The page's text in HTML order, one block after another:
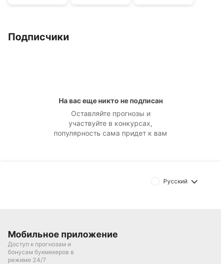
Подписчики
На вас еще никто не подписан
Оставляйте прогнозы и
участвуйте в конкурсах,
популярность сама придет к вам
Русский
Мобильное приложение
Доступ к прогнозам и
бонусам букмекеров в
режиме 24/7